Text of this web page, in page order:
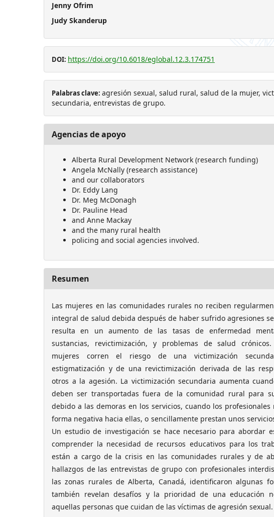
Jenny Ofrim
Judy Skanderup
DOI: https://doi.org/10.6018/eglobal.12.3.174751
Palabras clave: agresión sexual, salud rural, salud de la mujer,
secundaria, entrevistas de grupo.
Agencias de apoyo
Alberta Rural Development Network (research funding)
Angela McNally (research assistance)
and our collaborators
Dr. Eddy Lang
Dr. Meg McDonagh
Dr. Pauline Head
and Anne Mackay
and the many rural health
policing and social agencies involved.
Resumen
Las mujeres en las comunidades rurales no reciben
integral de salud debida después de haber sufrido agresiones
resulta en un aumento de las tasas de enfermedad
sustancias, revictimización, y problemas de salud
mujeres corren el riesgo de una victimización
estigmatización y de una revictimización derivada de las
otros a la agesión. La victimización secundaria aumenta
deben ser transportadas fuera de la comunidad rural para
debido a las demoras en los servicios, cuando los profesionales
forma negativa hacia ellas, o sencillamente prestan unos
Un estudio de investigación se hace necesario para abordar
comprender la necesidad de recursos educativos para los
están a cargo de la crisis en las comunidades rurales y de
hallazgos de las entrevistas de grupo con profesionales
las zonas rurales de Alberta, Canadá, identificaron algunas
también revelan desafíos y la prioridad de una educación
aquellas personas que cuidan de las víctimas de agresión sexual.